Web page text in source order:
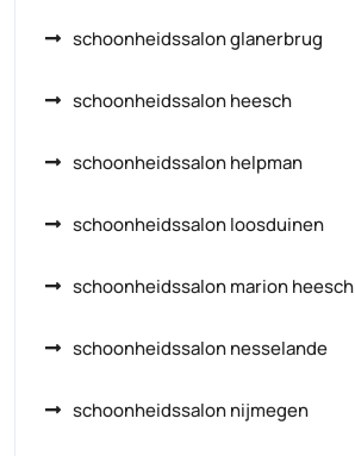
schoonheidssalon glanerbrug
schoonheidssalon heesch
schoonheidssalon helpman
schoonheidssalon loosduinen
schoonheidssalon marion heesch
schoonheidssalon nesselande
schoonheidssalon nijmegen